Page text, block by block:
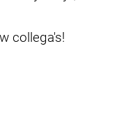
collega's!